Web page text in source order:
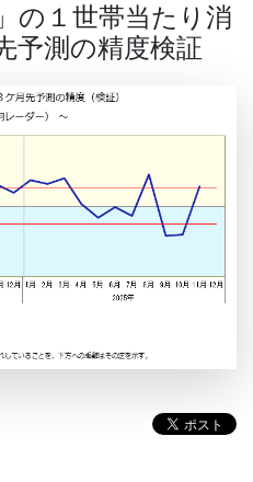
の１世帯当たり消
予測の精度検証